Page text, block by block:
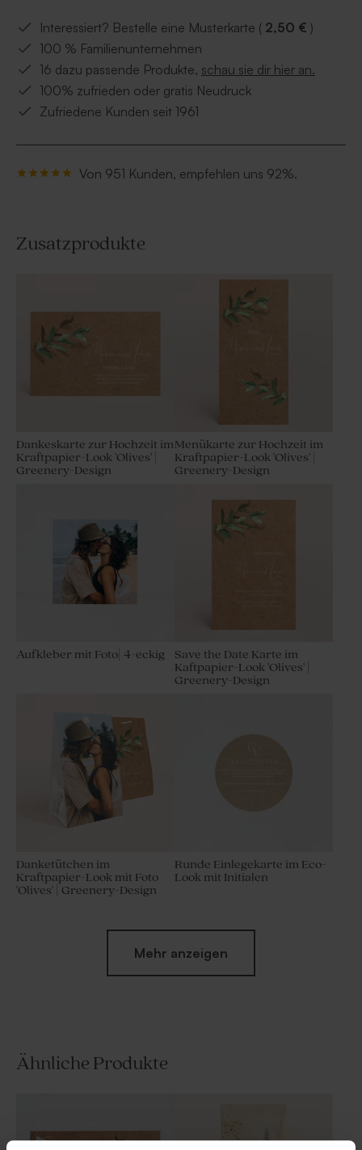
Interessiert? Bestelle eine Musterkarte ( 2,50 € )
100 % Familienunternehmen
16 dazu passende Produkte, schau sie dir hier an.
100% zufrieden oder gratis Neudruck
Zufriedene Kunden seit 1961
Von 951 Kunden, empfehlen uns 92%.
Zusatzprodukte
Dankeskarte zur Hochzeit im
Kraftpapier-Look 'Olives' |
Greenery-Design
Menükarte zur Hochzeit im
Kraftpapier-Look 'Olives' |
Greenery-Design
Aufkleber mit Foto| 4-eckig
Save the Date Karte im
Kaftpapier-Look 'Olives' |
Greenery-Design
Danketütchen im
Kraftpapier-Look mit Foto
'Olives' | Greenery-Design
Runde Einlegekarte im Eco-
Look mit Initialen
Mehr anzeigen
Ähnliche Produkte